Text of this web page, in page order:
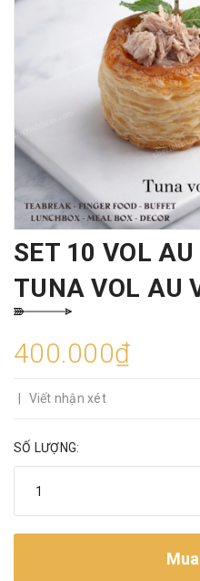
SET 10 VOL
TUNA VOL AU
400.000₫
Viết nhận xét
SỐ LƯỢNG: